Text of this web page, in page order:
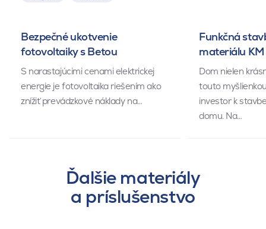
Bezpečné ukotvenie
fotovoltaiky s Betou
S narastajúcimi cenami elektrickej
energie je fotovoltaika riešením ako
znížiť prevádzkové náklady na…
Funkčná
materiálu
Dom nielen
touto
investor k
domu. Na…
Ďalšie materiály
a príslušenstvo